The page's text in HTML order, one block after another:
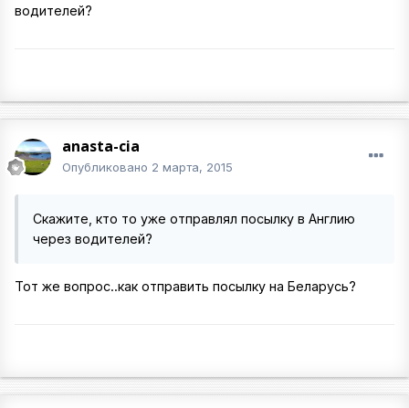
водителей?
anasta-cia
Опубликовано 2 марта, 2015
Скажите, кто то уже отправлял посылку в Англию
через водителей?
Тот же вопрос..как отправить посылку на Беларусь?